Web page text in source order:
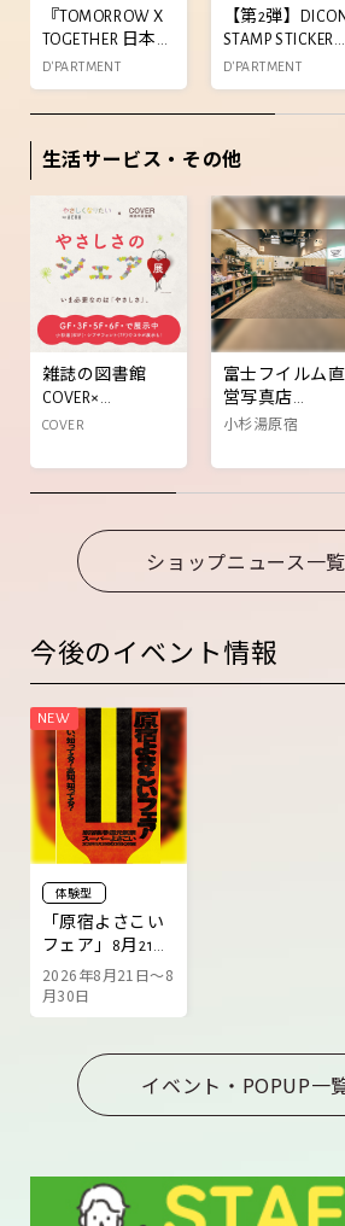
『TOMORROW X
TOGETHER 日本
5thシングル「セ
ツナハナビ」
D'PARTMENT
【第2弾】DICON
STAMP STICKER発
売決定!!
D'PARTMENT
生活サービス・その他
雑誌の図書館
COVER×
AERA「やさしく
ェクト」体験型
展示 『やさしさ
COVER
富士フイルム直
営写真店
「WONDER
ンダーフォトシ
ョップ)」が、
ンしました
小杉湯原宿
ショップニュース一
今後のイベント情報
体験型
「原宿よさこい
フェア」8月21日
より開催
2026年8月21日～8
月30日
イベント・POPUP一